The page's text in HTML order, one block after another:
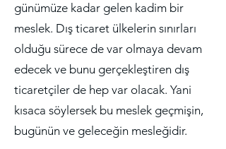
günümüze kadar gelen kadim bir
meslek. Dış ticaret ülkelerin sınırları
olduğu sürece de var olmaya devam
edecek ve bunu gerçekleştiren dış
ticaretçiler de hep var olacak. Yani
kısaca söylersek bu meslek geçmişin,
bugünün ve geleceğin mesleğidir.